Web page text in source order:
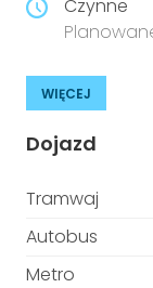
Czynne
WIĘCEJ
Dojazd
Tramwaj
Autobus
Metro